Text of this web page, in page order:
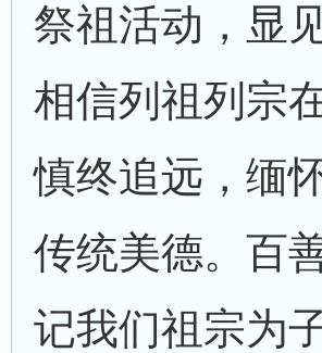
祭祖活动，显
相信列祖列宗
慎终追远，缅
传统美德。百
记我们祖宗为